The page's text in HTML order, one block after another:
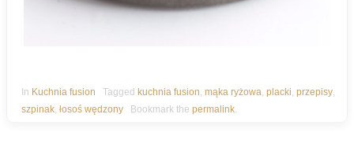
In Kuchnia fusion Tagged kuchnia fusion mąka ryżowa placki przepisy
szpinak łosoś wędzony Bookmark the permalink